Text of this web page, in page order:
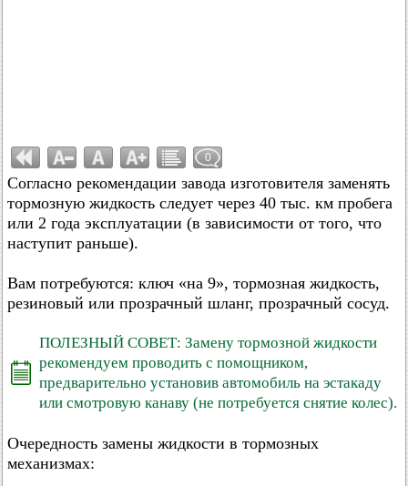
0
Согласно рекомендации завода изготовителя заменять
тормозную жидкость следует через 40 тыс. км пробега
или 2 года эксплуатации (в зависимости от того, что
наступит раньше).
Вам потребуются: ключ «на 9», тормозная жидкость,
резиновый или прозрачный шланг, прозрачный сосуд.
ПОЛЕЗНЫЙ СОВЕТ: Замену тормозной жидкости
рекомендуем проводить с помощником,
предварительно установив автомобиль на эстакаду
или смотровую канаву (не потребуется снятие колес).
Очередность замены жидкости в тормозных
механизмах: